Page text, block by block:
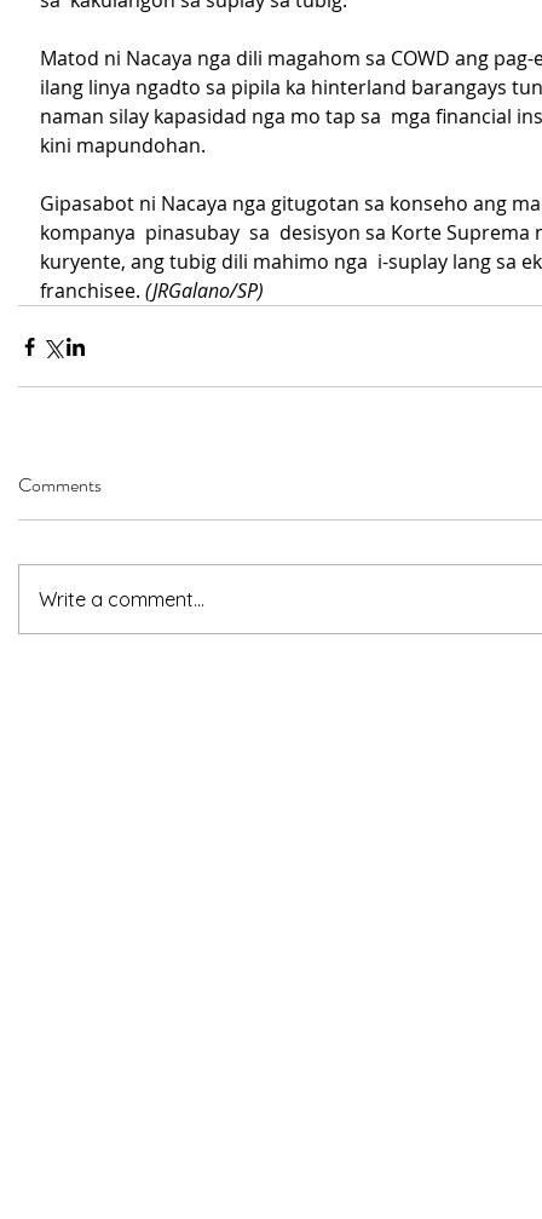
Matod ni Nacaya nga dili magahom sa COWD ang
ilang linya ngadto sa pipila ka hinterland barangays
naman silay kapasidad nga mo tap sa  mga financial
kini mapundohan.
Gipasabot ni Nacaya nga gitugotan sa konseho ang
kompanya  pinasubay  sa  desisyon sa Korte Suprema
kuryente, ang tubig dili mahimo nga  i-suplay lang sa
franchisee. (JRGalano/SP)
Comments
Write a comment...